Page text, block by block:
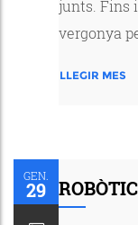
junts. Fins
vergonya
LLEGIR MES
GEN.
29